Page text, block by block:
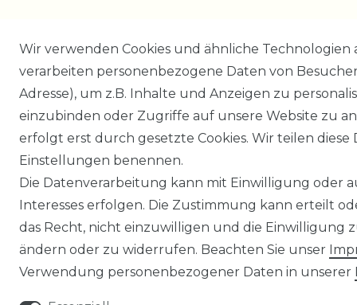
Wir verwenden Cookies und ähnliche
verarbeiten personenbezogene Daten von
Adresse), um z.B. Inhalte und Anzeigen zu
einzubinden oder Zugriffe auf unsere Website zu
erfolgt erst durch gesetzte Cookies. Wir teilen
Einstellungen benennen.
Die Datenverarbeitung kann mit Einwilligung oder
Interesses erfolgen. Die Zustimmung kann erteilt
das Recht, nicht einzuwilligen und die Einwilligung
ändern oder zu widerrufen. Beachten Sie unser
Verwendung personenbezogener Daten in unserer